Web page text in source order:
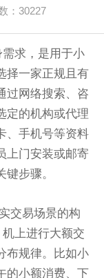
：30227
求，是用于小
择一家正规且有
过网络搜索、咨
定的机构或代理
、手机号等资料
上门安装或邮寄
步骤。
交易场景的构
上进行大额交
布规律。比如小
的小额消费、下